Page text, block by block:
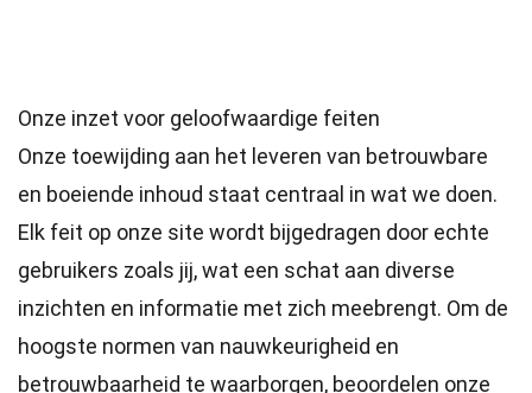
Onze inzet voor geloofwaardige feiten
Onze toewijding aan het leveren van betrouwbare
en boeiende inhoud staat centraal in wat we doen.
Elk feit op onze site wordt bijgedragen door echte
gebruikers zoals jij, wat een schat aan diverse
inzichten en informatie met zich meebrengt. Om de
hoogste normen van nauwkeurigheid en
betrouwbaarheid te waarborgen, beoordelen onze